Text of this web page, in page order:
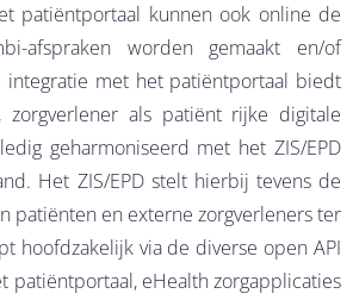
patiëntportaal kunnen ook online de
afspraken worden gemaakt en/of
integratie met het patiëntportaal biedt
zorgverlener als patiënt rijke digitale
geharmoniseerd met het ZIS/EPD
Het ZIS/EPD stelt hierbij tevens de
patiënten en externe zorgverleners ter
hoofdzakelijk via de diverse open API
patiëntportaal, eHealth zorgapplicaties